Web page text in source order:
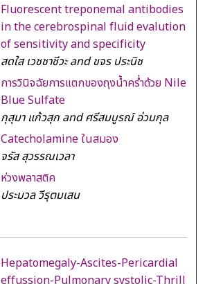
Fluorescent treponemal antibodies
in the cerebrospinal fluid evalution
of sensitivity and specificity
สดใส เวชชาชีวะ and ขจร ประนิช
การวินิจฉัยการแตกของถุงน้ำคร่ำด้วย Nile
Blue Sulfate
กุสุมา แก้วสุก and ศรีสมบูรณ์ อ่วมกุล
Catecholamine ในสมอง
จรัส สุวรรณเวลา
ห่วงพลาสติค
ประมวล วีรุตมเสน
Hepatomegaly-Ascites-Pericardial
effussion-Pulmonary systolic-Thrill